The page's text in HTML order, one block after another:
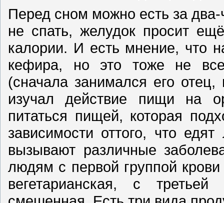
Перед сном можно есть за
не спать, желудок просит
калории. И есть мнение, что
кефира, но это тоже не
(сначала занимался его
изучал действие пищи на
питаться пищей, которая
зависимости оттого, что
вызывают различные
людям с первой группой
вегетарианская, с